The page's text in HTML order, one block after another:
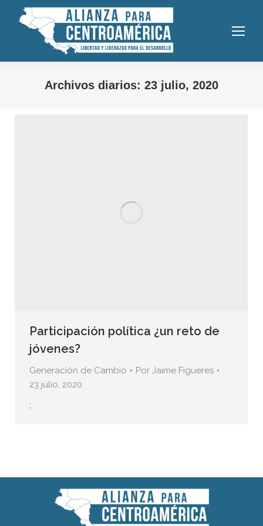
Archivos diarios: 23 julio, 2020
Participación política ¿un reto de
jóvenes?
Generación de Cambio Por Jaime Figueres
23 julio, 2020
;